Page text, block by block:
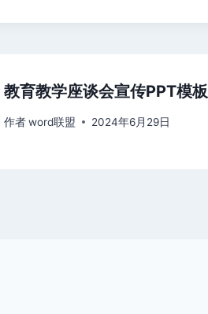
教育教学座谈会宣传PPT模板
作者 word联盟 2024年6月29日